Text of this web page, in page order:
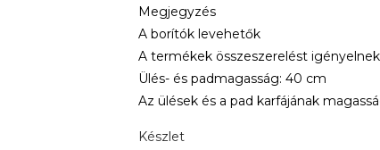
Megjegyzés
A borítók levehetők
A termékek összeszerelést igényelnek
Ülés- és padmagasság: 40 cm
Az ülések és a pad karfájának
Készlet